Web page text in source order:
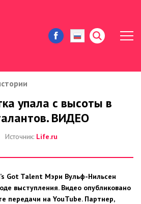
упала с высоты в
ВИДЕО
Источник: Life.ru
Got Talent Мэри Вульф-Нильсен
выступления. Видео опубликовано
передачи на YouTube. Партнер,